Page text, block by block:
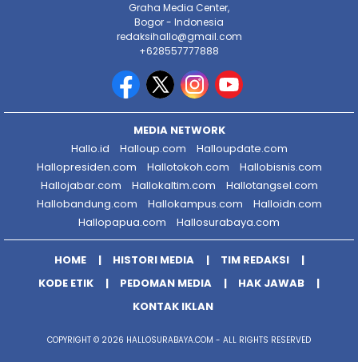
Graha Media Center,
Bogor - Indonesia
redaksihallo@gmail.com
+628557777888
MEDIA NETWORK
Hallo.id
Halloup.com
Halloupdate.com
Hallopresiden.com
Hallotokoh.com
Hallobisnis.com
Hallojabar.com
Hallokaltim.com
Hallotangsel.com
Hallobandung.com
Hallokampus.com
Halloidn.com
Hallopapua.com
Hallosurabaya.com
HOME HISTORI MEDIA
TIM REDAKSI
KODE ETIK
PEDOMAN MEDIA
HAK JAWAB
KONTAK IKLAN
COPYRIGHT © 2026 HALLOSURABAYA.COM - ALL RIGHTS RESERVED